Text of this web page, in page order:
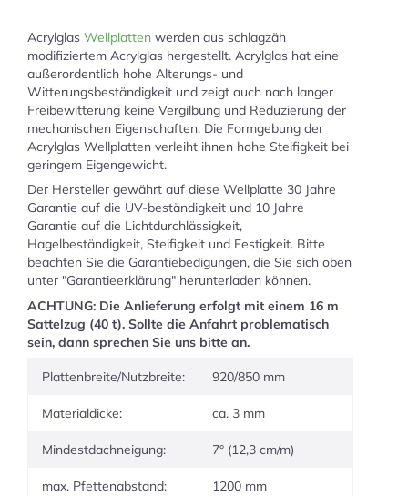
Acrylglas Wellplatten werden aus schlagzäh
modifiziertem Acrylglas hergestellt. Acrylglas hat eine
außerordentlich hohe Alterungs- und
Witterungsbeständigkeit und zeigt auch nach langer
Freibewitterung keine Vergilbung und Reduzierung der
mechanischen Eigenschaften. Die Formgebung der
Acrylglas Wellplatten verleiht ihnen hohe Steifigkeit bei
geringem Eigengewicht.
Der Hersteller gewährt auf diese Wellplatte 30 Jahre
Garantie auf die UV-beständigkeit und 10 Jahre
Garantie auf die Lichtdurchlässigkeit,
Hagelbeständigkeit, Steifigkeit und Festigkeit. Bitte
beachten Sie die Garantiebedigungen, die Sie sich oben
unter "Garantieerklärung" herunterladen können.
ACHTUNG: Die Anlieferung erfolgt mit einem 16 m
Sattelzug (40 t). Sollte die Anfahrt problematisch
sein, dann sprechen Sie uns bitte an.
Plattenbreite/Nutzbreite: 920/850 mm
Materialdicke: ca. 3 mm
Mindestdachneigung: 7° (12,3 cm/m)
max. Pfettenabstand: 1200 mm